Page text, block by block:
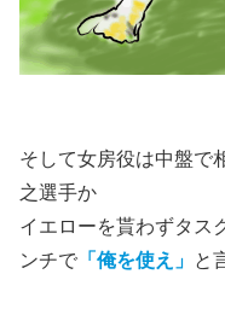
そして女房役は中盤で
之選手か
イエローを貰わずタス
ンチで 「俺を使え」 と